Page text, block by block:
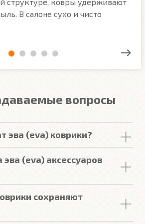
В салоне сухо и чисто
вопросы
эва (eva) коврики?
в среднем составляет 2-3
.
факторы, уменьшающие или
(eva) аксессуаров
материал
пол
сохраняют